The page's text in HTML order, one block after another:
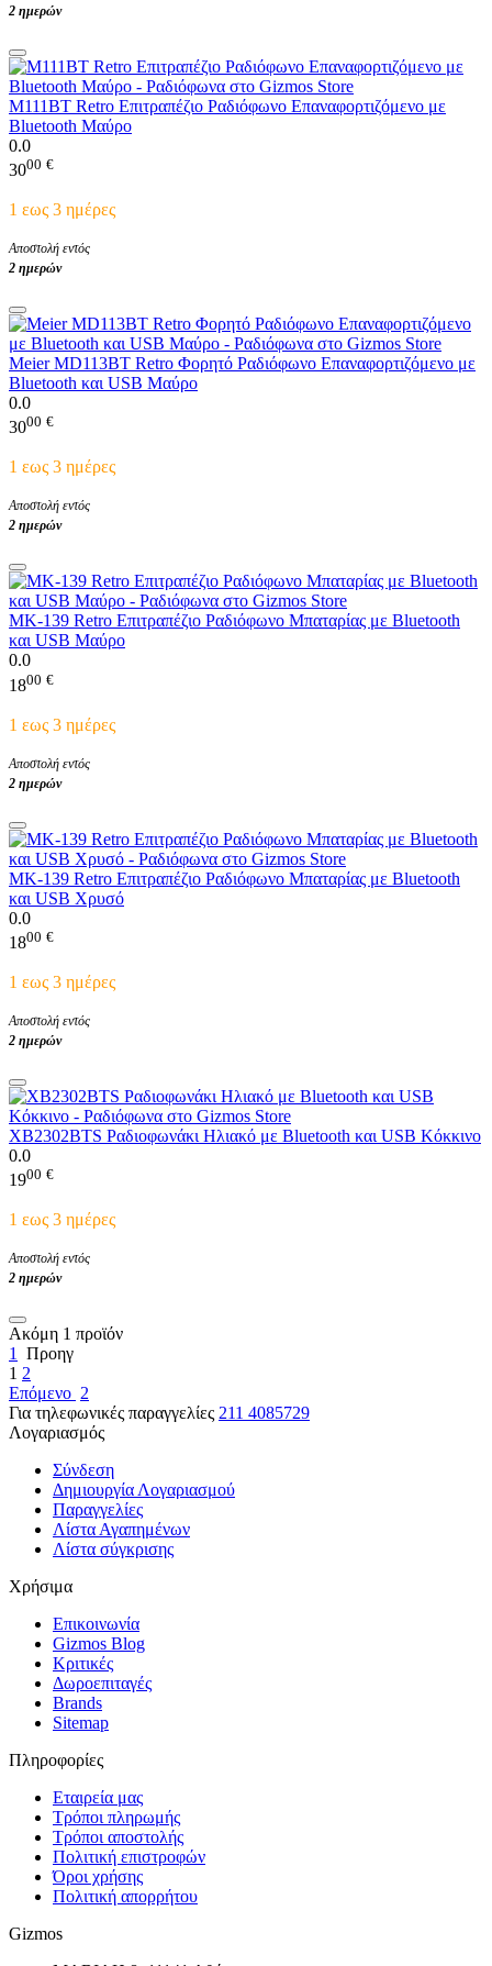
2 ημερών
M111BT Retro Επιτραπέζιο Ραδιόφωνο Επαναφορτιζόμενο με
Bluetooth Μαύρο
0.0
3000 €
1 εως 3 ημέρες
Αποστολή εντός
2 ημερών
Meier MD113BT Retro Φορητό Ραδιόφωνο Επαναφορτιζόμενο με
Bluetooth και USB Μαύρο
0.0
3000 €
1 εως 3 ημέρες
Αποστολή εντός
2 ημερών
MK-139 Retro Επιτραπέζιο Ραδιόφωνο Μπαταρίας με Bluetooth
και USB Μαύρο
0.0
1800 €
1 εως 3 ημέρες
Αποστολή εντός
2 ημερών
MK-139 Retro Επιτραπέζιο Ραδιόφωνο Μπαταρίας με Bluetooth
και USB Χρυσό
0.0
1800 €
1 εως 3 ημέρες
Αποστολή εντός
2 ημερών
XB2302BTS Ραδιοφωνάκι Ηλιακό με Bluetooth και USB Κόκκινο
0.0
1900 €
1 εως 3 ημέρες
Αποστολή εντός
2 ημερών
Ακόμη 1 προϊόν
1 Προηγ
1 2
Επόμενο 2
Για τηλεφωνικές παραγγελίες 211 4085729
Λογαριασμός
Σύνδεση
Δημιουργία Λογαριασμού
Παραγγελίες
Λίστα Αγαπημένων
Λίστα σύγκρισης
Χρήσιμα
Επικοινωνία
Gizmos Blog
Κριτικές
Δωροεπιταγές
Brands
Sitemap
Πληροφορίες
Εταιρεία μας
Τρόποι πληρωμής
Τρόποι αποστολής
Πολιτική επιστροφών
Όροι χρήσης
Πολιτική απορρήτου
Gizmos